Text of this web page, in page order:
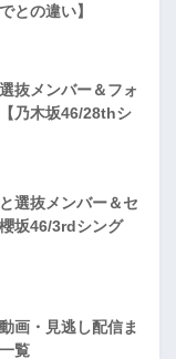
との違い】
抜メンバー＆フォ
乃木坂46/28thシ
選抜メンバー＆セ
坂46/3rdシング
画・見逃し配信ま
覧